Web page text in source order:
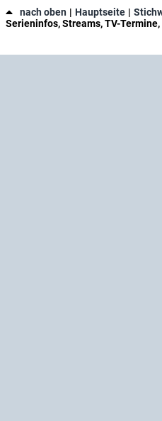
nach oben Hauptseite
Serieninfos, Streams, TV-